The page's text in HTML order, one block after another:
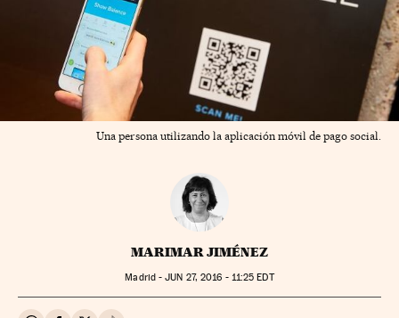
Una persona utilizando la aplicación móvil de pago social.
MARIMAR JIMÉNEZ
Madrid -JUN 27, 2016 - 11:25 EDT